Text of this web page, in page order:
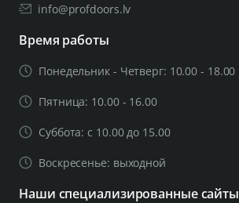
info@profdoors.lv
Время работы
Понедельник - Четверг: 10.00 - 18.00
Пятница: 10.00 - 16.00
Суббота: с 10.00 до 15.00
Воскресенье: выходной
Наши специализированные сайты